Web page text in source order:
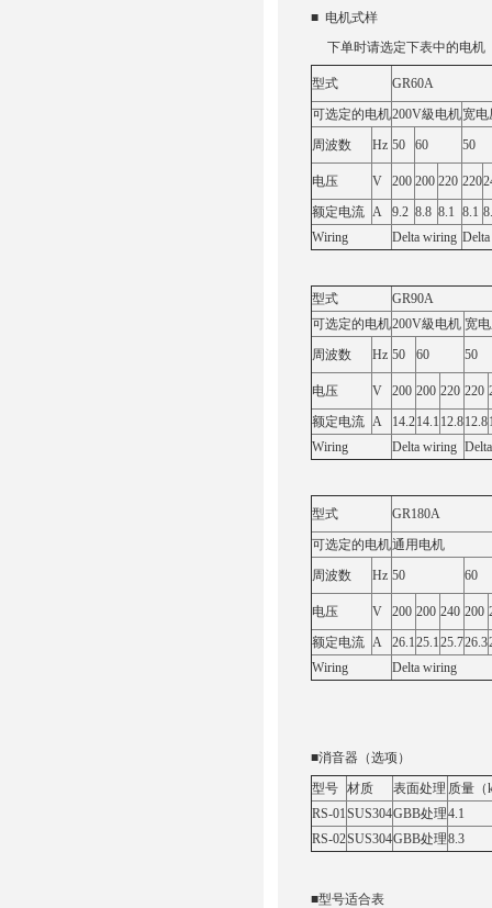
■ 电机式样
下单时请选定下表中的电机
型式
GR60A
可选定的电机200V級电机宽电
周波数
Hz 50 60 50
电压 V 200 200 220 220
额定电流 A 9.2 8.8 8.1 8.1
Wiring
Delta wiring
型式
GR90A
可选定的电机200V級电机 宽
周波数
Hz 50 60 50
电压 V 200 200 220 220
额定电流 A 14.214.1 12.812.8
Wiring
Delta wiring
型式
GR180A
可选定的电机通用电机
周波数
Hz 50 60
电压 V 200 200 240 200
额定电流 A 26.125.125.726.3
Wiring
Delta wiring
■消音器（选项）
型号 材质 表面处理 质量（
RS-01SUS304GBB处理4.1
RS-02SUS304GBB处理8.3
■型号适合表